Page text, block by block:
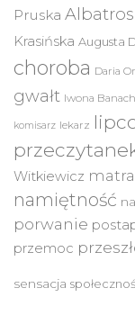
Pruska Albatros
Krasińska Augusta
choroba Daria
gwałt Iwona Banach
komisarz lekarz
Witkiewicz
namiętność
porwanie
przemoc
sensacja